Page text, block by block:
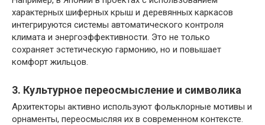
характерных шиферных крыш и деревянных каркасов
интегрируются системы автоматического контроля
климата и энергоэффективности. Это не только
сохраняет эстетическую гармонию, но и повышает
комфорт жильцов.
3. Культурное переосмысление и символика
Архитекторы активно используют фольклорные мотивы и
орнаменты, переосмысляя их в современном контексте.